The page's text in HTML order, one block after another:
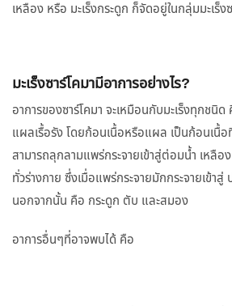
เหลือง หรือ มะเร็งกระดูก ก็จัดอยู่ในกลุ่มมะเร็ง
มะเร็งซาร์โคมามีอาการอย่างไร?
อาการของซาร์โคมา จะเหมือนกับมะเร็งทุกชนิ
แผลเรื้อรัง โดยก้อนเนื้อหรือแผล เป็นก้อนเนื้อ
สามารถลุกลามแพร่กระจายเข้าสู่ต่อมน้ำ เหลือ
ทั่วร่างกาย ซึ่งเมื่อแพร่กระจายมักกระจายเข้า
นอกจากนั้น คือ กระดูก ตับ และสมอง
อาการอื่นๆที่อาจพบได้ คือ